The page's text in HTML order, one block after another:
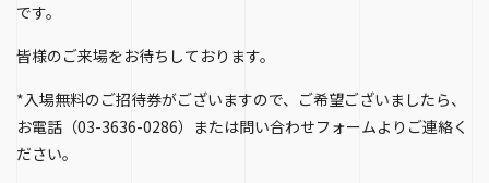
です。
皆様のご来場をお待ちしております。
*入場無料のご招待券がございますので、ご希望ございましたら、
お電話（03-3636-0286）または問い合わせフォームよりご連絡く
ださい。